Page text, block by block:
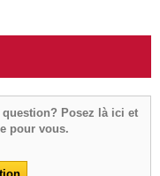
Posez là ici et
pour vous.